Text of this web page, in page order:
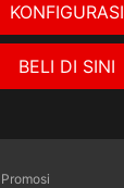
KONFIGURASI
BELI DI SINI
Promosi